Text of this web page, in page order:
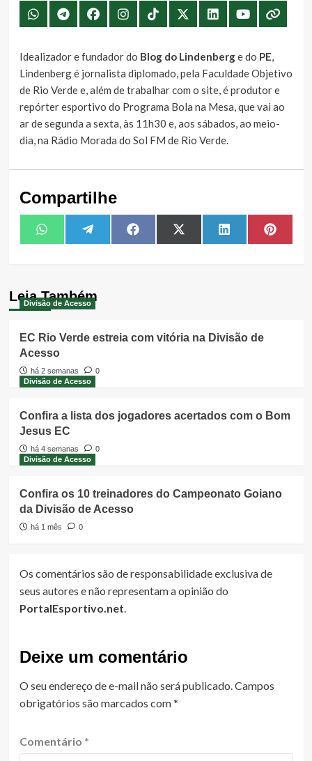
Idealizador e fundador do Blog do Lindenberge do PE,
Lindenberg é jornalista diplomado, pela Faculdade Objetivo
de Rio Verde e, além de trabalhar com o site, é produtor e
repórter esportivo do Programa Bola na Mesa, que vai ao
ar de segunda a sexta, às 11h30 e, aos sábados, ao meio-
dia, na Rádio Morada do Sol FM de Rio Verde.
Compartilhe
Share
on
WhatsAppShare
on
TelegramShare
on
FacebookShare
on
X
(Twitter)
Share
on
LinkedIn Share
on
Leia Também
Divisão de Acesso
EC Rio Verde estreia com vitória na Divisão de
Acesso
há 2 semanas
0
Divisão de Acesso
Confira a lista dos jogadores acertados com o Bom
Jesus EC
há 4 semanas
0
Divisão de Acesso
Confira os 10 treinadores do Campeonato Goiano
da Divisão de Acesso
há 1 mês 0
Os comentários são de responsabilidade exclusiva de
seus autores e não representam a opinião do
PortalEsportivo.net.
Deixe um comentário
O seu endereço de e-mail não será publicado.Campos
obrigatórios são marcados com*
Comentário *